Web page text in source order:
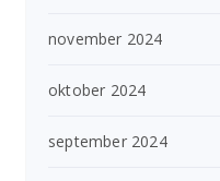
november 2024
oktober 2024
september 2024